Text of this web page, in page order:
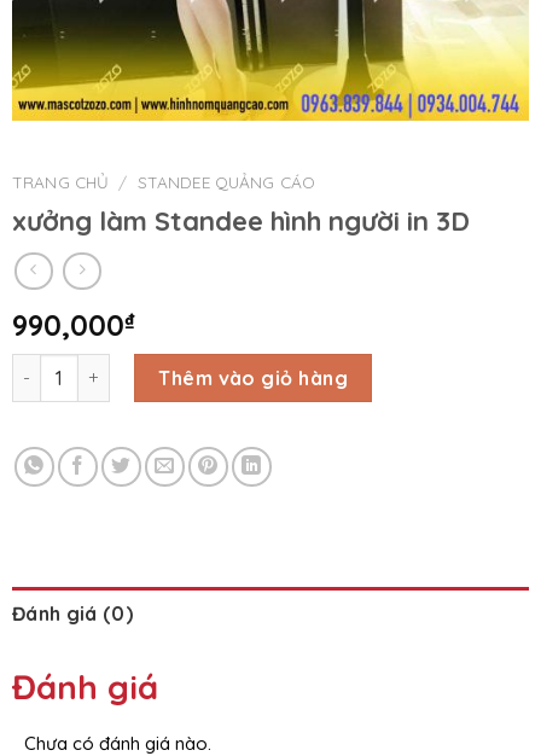
TRANG CHỦ / STANDEE QUẢNG CÁO
xưởng làm Standee hình người in 3D
990,000₫
xưởng làm Standee hình người in 3D số lượng
Thêm vào giỏ hàng
Đánh giá (0)
Đánh giá
Chưa có đánh giá nào.